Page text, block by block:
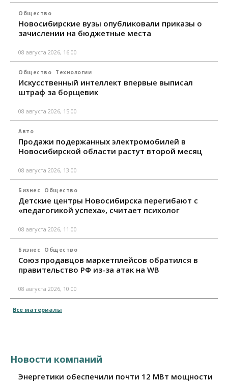
Общество
Новосибирские вузы опубликовали приказы о
зачислении на бюджетные места
08 августа 2026, 16:00
Общество Технологии
Искусственный интеллект впервые выписал
штраф за борщевик
08 августа 2026, 15:00
Авто
Продажи подержанных электромобилей в
Новосибирской области растут второй месяц
08 августа 2026, 13:00
Бизнес Общество
Детские центры Новосибирска перегибают с
«педагогикой успеха», считает психолог
08 августа 2026, 11:00
Бизнес Общество
Союз продавцов маркетплейсов обратился в
правительство РФ из-за атак на WB
08 августа 2026, 10:00
Все материалы
Новости компаний
Энергетики обеспечили почти 12 МВт мощности